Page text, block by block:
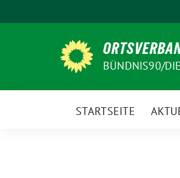
zum
BÜNDNIS90/
STARTSEITE